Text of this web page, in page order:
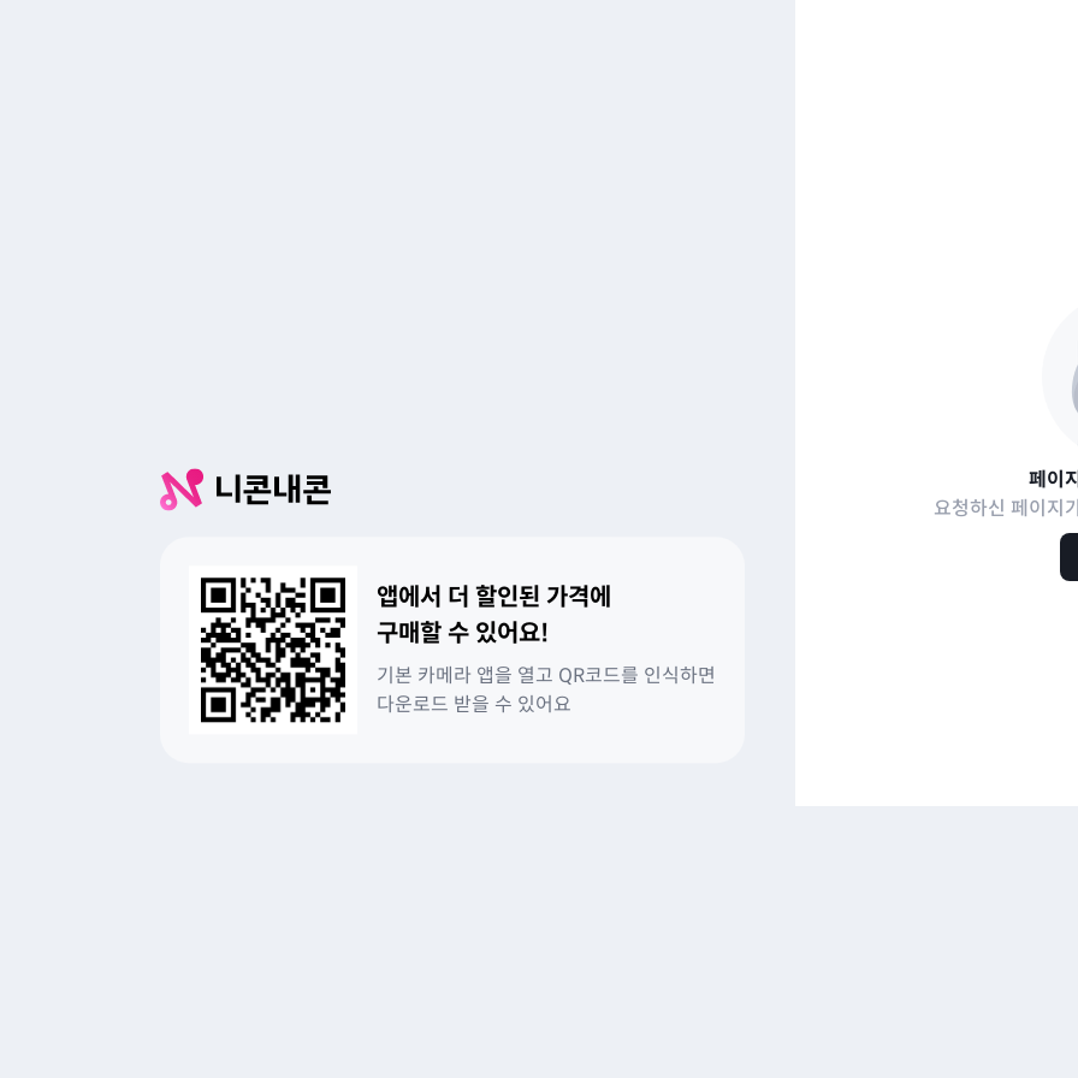
앱에서 더 할인된 가격에
구매할 수 있어요!
기본 카메라 앱을 열고 QR코드를 인식하면
다운로드 받을 수 있어요
페이
요청하신 페이지